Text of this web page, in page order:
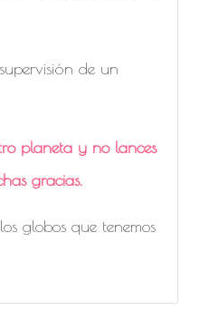
de un
planeta y no lances
gracias.
globos que tenemos